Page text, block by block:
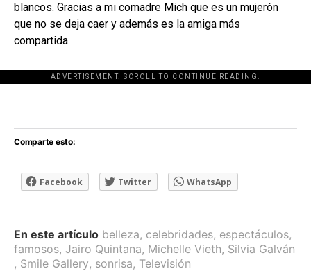
blancos. Gracias a mi comadre Mich que es un mujerón
que no se deja caer y además es la amiga más
compartida.
ADVERTISEMENT. SCROLL TO CONTINUE READING.
[adsforwp id="243463"]
Comparte esto:
Facebook Twitter WhatsApp
En este artículo belleza, celebridades, espectáculos,
famosos, Jairo Quintana, Michelle Vieth, Silvia Galván
, Smile Gallery, sonrisa, Televisión